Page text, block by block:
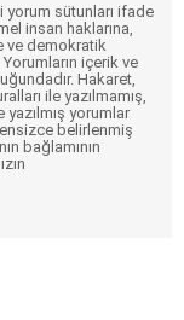
yorum sütunları ifade
insan haklarına,
ve demokratik
içerik ve
Hakaret,
ile yazılmamış,
yorumlar
belirlenmiş
bağlamının